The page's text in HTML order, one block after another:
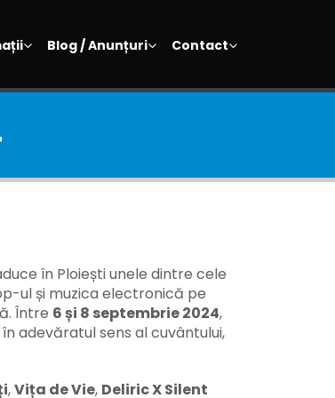
Blog / Anunțuri Contact
în Ploiești unele dintre cele
ul și muzica electronică pe
Între 6 și 8 septembrie 2024,
adevăratul sens al cuvântului,
,Vița de Vie, Deliric X Silent